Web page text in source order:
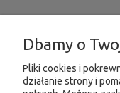
Dbamy o
Pliki cookies i
działanie strony i